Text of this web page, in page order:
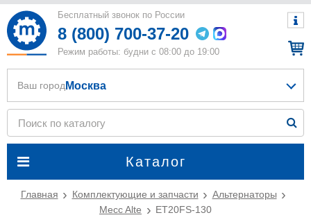
Бесплатный звонок по России
8 (800) 700-37-20
Режим работы: будни с 08:00 до 19:00
Каталог
Ваш город Москва
Главная Комплектующие и запчасти
Альтернаторы
Mecc Alte
ET20FS-130